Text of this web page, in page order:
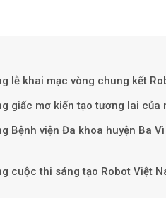
lễ khai mạc vòng chung kết
giấc mơ kiến tạo tương lai của
Bệnh viện Đa khoa huyện Ba
cuộc thi sáng tạo Robot Việt